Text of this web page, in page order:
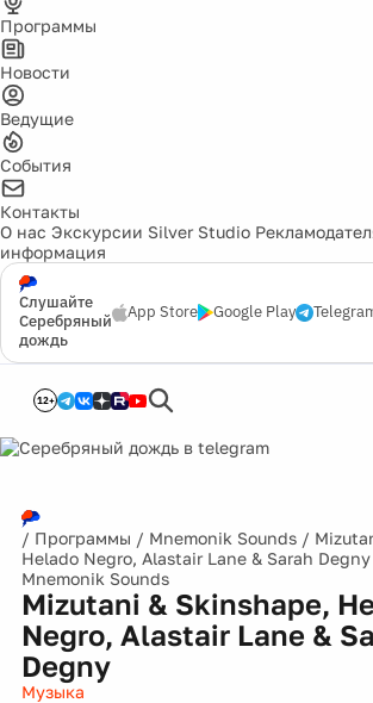
Программы
Новости
Ведущие
События
Контакты
О нас Экскурсии Silver Studio
информация
Слушайте
Серебряный
дождь
App Store Google Play
12+
/ Программы
Helado Negro, Alastair Lane & Sarah Degny
Mnemonik Sounds
Mizutani & Skinshape,
Negro, Alastair Lane &
Degny
Музыка
Егор Корбасов